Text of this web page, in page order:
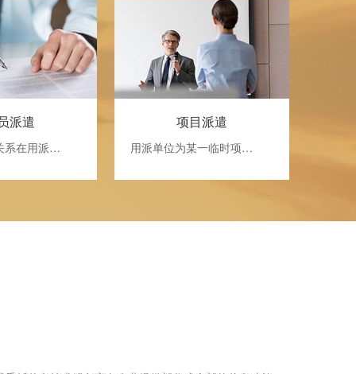
派遣
系在用派…
项目派遣
用派单位为某一临时项…